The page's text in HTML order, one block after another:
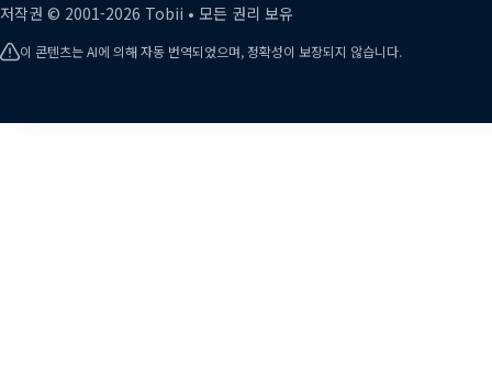
저작권 © 2001-2026 Tobii • 모든 권리 보유
이 콘텐츠는 AI에 의해 자동 번역되었으며, 정확성이 보장되지 않습니다.